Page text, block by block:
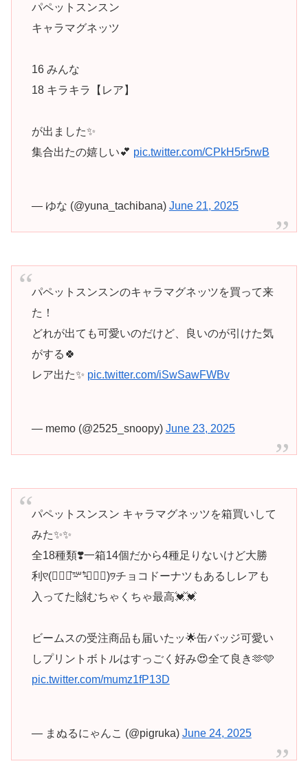
パペットスンスン
キャラマグネッツ
16 みんな
18 キラキラ【レア】
が出ました✨️
集合出たの嬉しい💕 pic.twitter.com/CPkH5r5rwB
— ゆな (@yuna_tachibana) June 21, 2025
パペットスンスンのキャラマグネッツを買って来
た！
どれが出ても可愛いのだけど、良いのが引けた気
がする🍀
レア出た✨ pic.twitter.com/iSwSawFWBv
— memo (@2525_snoopy) June 23, 2025
パペットスンスン キャラマグネッツを箱買いして
みた✨✨
全18種類❣️一箱14個だから4種足りないけど大勝
利୧⃛(๑⃙⃘⁼̴̀꒳⁼̴́๑⃙⃘)୨⃛チョコドーナツもあるしレアも
入ってた🙌むちゃくちゃ最高💓💓
ビームスの受注商品も届いたッ🌟缶バッジ可愛い
しプリントボトルはすっごく好み😍全て良き🫶🩵
pic.twitter.com/mumz1fP13D
— まぬるにゃんこ (@pigruka) June 24, 2025